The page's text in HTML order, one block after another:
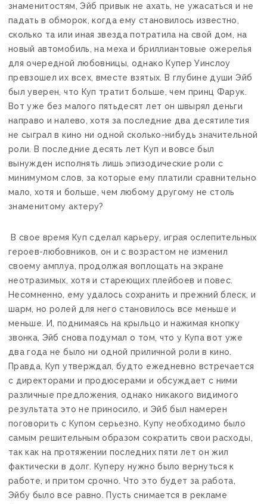
знаменитостям, Эйб привык не ахать, не ужасаться и не
падать в обморок, когда ему становилось известно,
сколько та или иная звезда потратила на свой дом, на
новый автомобиль, на меха и бриллиантовые ожерелья
для очередной любовницы, однако Купер Уинслоу
превзошел их всех, вместе взятых. В глубине души Эйб
был уверен, что Куп тратит больше, чем принц Фарук.
Вот уже без малого пятьдесят лет он швырял деньги
направо и налево, хотя за последние два десятилетия
не сыграл в кино ни одной сколько-нибудь значительной
роли. В последние десять лет Куп и вовсе был
вынужден исполнять лишь эпизодические роли с
минимумом слов, за которые ему платили сравнительно
мало, хотя и больше, чем любому другому не столь
знаменитому актеру?
В свое время Куп сделал карьеру, играя ослепительных
героев-любовников, он и с возрастом не изменил
своему амплуа, продолжая воплощать на экране
неотразимых, хотя и стареющих плейбоев и повес.
Несомненно, ему удалось сохранить и прежний блеск, и
шарм, но ролей для него становилось все меньше и
меньше. И, поднимаясь на крыльцо и нажимая кнопку
звонка, Эйб снова подумал о том, что у Купа вот уже
два года не было ни одной приличной роли в кино.
Правда, Куп утверждал, будто ежедневно встречается
с директорами и продюсерами и обсуждает с ними
различные предложения, однако никакого видимого
результата это не приносило, и Эйб был намерен
поговорить с Купом серьезно. Купу необходимо было
самым решительным образом сократить свои расходы,
так как на протяжении последних пяти лет он жил
фактически в долг. Куперу нужно было вернуться к
работе, и притом срочно. Что это будет за работа,
Эйбу было все равно. Пусть снимается в рекламе